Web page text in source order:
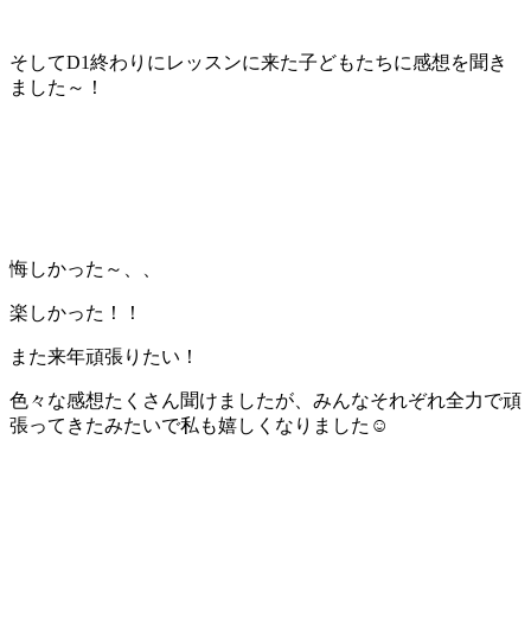
そしてD1終わりにレッスンに来た子どもたちに感想を聞き
ました～！
悔しかった～、、
楽しかった！！
また来年頑張りたい！
色々な感想たくさん聞けましたが、みんなそれぞれ全力で頑
張ってきたみたいで私も嬉しくなりました☺